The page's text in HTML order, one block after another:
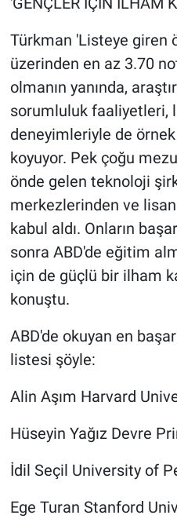
Türkman 'Listeye giren
üzerinden en az 3.70
olmanın yanında,
sorumluluk faaliyetleri,
deneyimleriyle de
koyuyor. Pek çoğu
önde gelen teknoloji
merkezlerinden ve
kabul aldı. Onların
sonra ABD'de eğitim
için de güçlü bir ilham
konuştu.
ABD'de okuyan en
listesi şöyle:
Alin Aşım Harvard
Hüseyin Yağız Devre
İdil Seçil University of
Ege Turan Stanford